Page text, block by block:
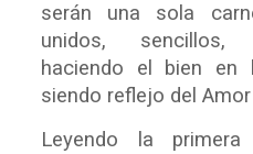
serán una sola
unidos, sencillos,
haciendo el bien en
siendo reflejo del
Leyendo la